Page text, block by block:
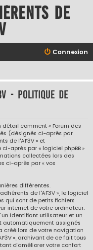
de
Connexion
- Politique de
comment « Forum des
(désignés ci-après par
de l'AF3V » et
après par « logiciel phpBB »
collectées lors des
ci-après par « vos
différentes.
de l'AF3V », le logiciel
qui sont de petits fichiers
internet de votre ordinateur.
identifiant utilisateur et un
automatiquement assignés
créé lors de votre navigation
», archivant de ce fait tous
d’améliorer votre confort